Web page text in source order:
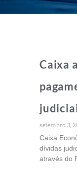
Caixa
setembro 3,
Caixa
dívidas
através do